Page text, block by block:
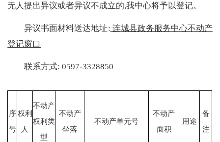
无人提出异议或者异议不成立的,我中心将予以登记。
异议书面材料送达地址: 连城县政务服务中心不动产
登记窗口
联系方式: 0597-3328850
序
号
权利
人
不动产
权利类
型
不动产
坐落
不动产单元号
不动产
面积
用途
备
注